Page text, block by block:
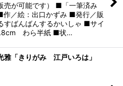
売が可能です） ■「一筆済み
／絵：出口かずみ ■発行／販
すばんばんするかいしゃ ■サイ
わら半紙 ■状…
雅「きりがみ 江戸いろは」